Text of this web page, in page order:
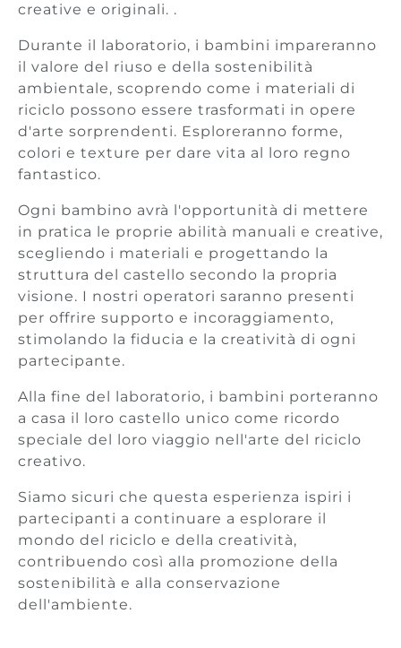
creative e originali. .
Durante il laboratorio, i bambini impareranno
il valore del riuso e della sostenibilità
ambientale, scoprendo come i materiali di
riciclo possono essere trasformati in opere
d'arte sorprendenti. Esploreranno forme,
colori e texture per dare vita al loro regno
fantastico.
Ogni bambino avrà l'opportunità di mettere
in pratica le proprie abilità manuali e creative,
scegliendo i materiali e progettando la
struttura del castello secondo la propria
visione. I nostri operatori saranno presenti
per offrire supporto e incoraggiamento,
stimolando la fiducia e la creatività di ogni
partecipante.
Alla fine del laboratorio, i bambini porteranno
a casa il loro castello unico come ricordo
speciale del loro viaggio nell'arte del riciclo
creativo.
Siamo sicuri che questa esperienza ispiri i
partecipanti a continuare a esplorare il
mondo del riciclo e della creatività,
contribuendo così alla promozione della
sostenibilità e alla conservazione
dell'ambiente.